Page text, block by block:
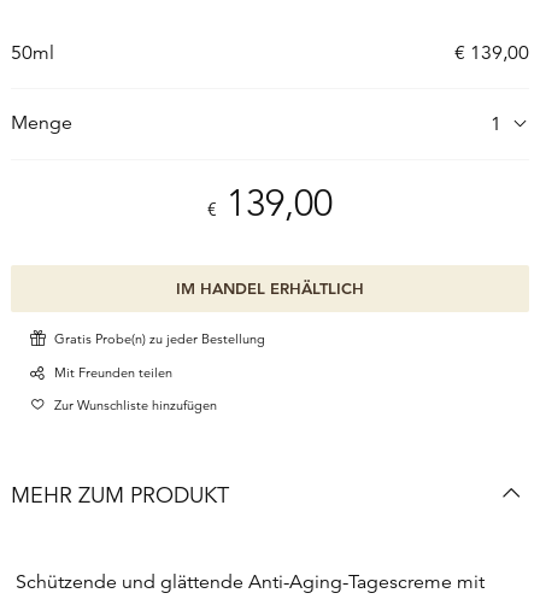
50ml € 139,00
Menge
€ 139,00
IM HANDEL ERHÄLTLICH
Gratis Probe(n) zu jeder Bestellung
Mit Freunden teilen
Zur Wunschliste hinzufügen
MEHR ZUM PRODUKT
Schützende und glättende Anti-Aging-Tagescreme mit